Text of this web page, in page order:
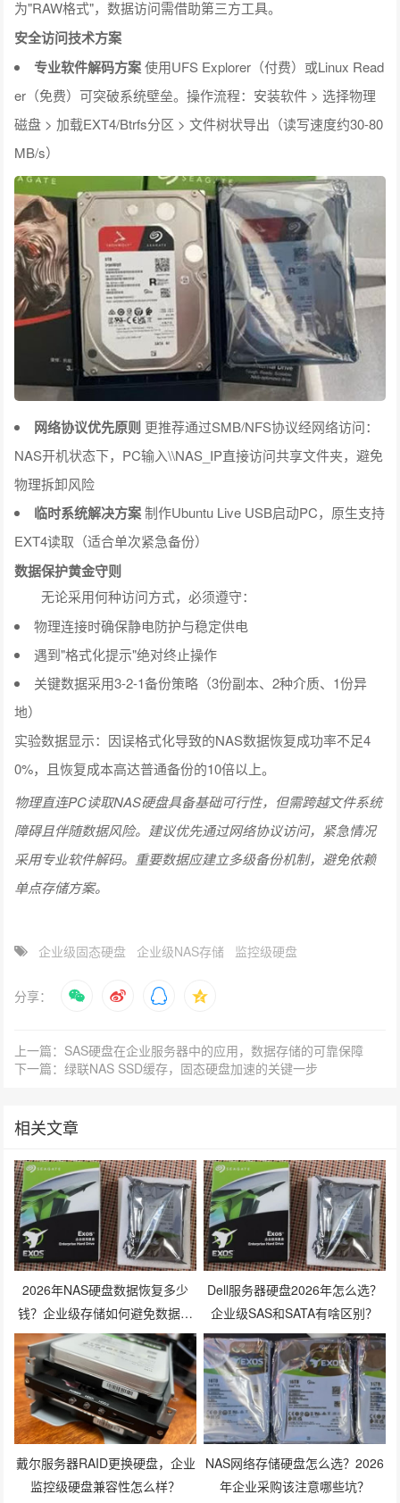
为"RAW格式"，数据访问需借助第三方工具。
安全访问技术方案
专业软件解码方案使用UFS Explorer（付费）或Linux Read
er（免费）可突破系统壁垒。操作流程：安装软件 > 选择物理
磁盘 > 加载EXT4/Btrfs分区 > 文件树状导出（读写速度约30-80
MB/s）
网络协议优先原则 更推荐通过SMB/NFS协议经网络访问：
NAS开机状态下，PC输入\\NAS_IP直接访问共享文件夹，避免
物理拆卸风险
临时系统解决方案制作Ubuntu Live USB启动PC，原生支持
EXT4读取（适合单次紧急备份）
数据保护黄金守则
无论采用何种访问方式，必须遵守：
物理连接时确保静电防护与稳定供电
遇到"格式化提示"绝对终止操作
关键数据采用3-2-1备份策略（3份副本、2种介质、1份异
地）
实验数据显示：因误格式化导致的NAS数据恢复成功率不足4
0%，且恢复成本高达普通备份的10倍以上。
物理直连PC读取NAS硬盘具备基础可行性，但需跨越文件系统
障碍且伴随数据风险。建议优先通过网络协议访问，紧急情况
采用专业软件解码。重要数据应建立多级备份机制，避免依赖
单点存储方案。
企业级固态硬盘 企业级NAS存储 监控级硬盘
分享：
上一篇：SAS硬盘在企业服务器中的应用，数据存储的可靠保障
下一篇：绿联NAS SSD缓存，固态硬盘加速的关键一步
相关文章
2026年NAS硬盘数据恢复多少
钱？企业级存储如何避免数据丢
失风险？
Dell服务器硬盘2026年怎么选？
企业级SAS和SATA有啥区别？
戴尔服务器RAID更换硬盘，企业
监控级硬盘兼容性怎么样？
NAS网络存储硬盘怎么选？2026
年企业采购该注意哪些坑？